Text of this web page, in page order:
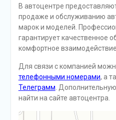
В автоцентре
продаже и обслуживанию
марок и моделей.
гарантирует качественное
комфортное
Для связи с компанией
телефонными номерами, а
Телеграмм.
найти на сайте автоцентра.